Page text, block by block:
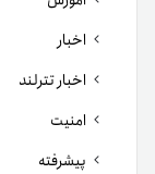
اخبار
اخبار تترلند
امنیت
پیشرفته